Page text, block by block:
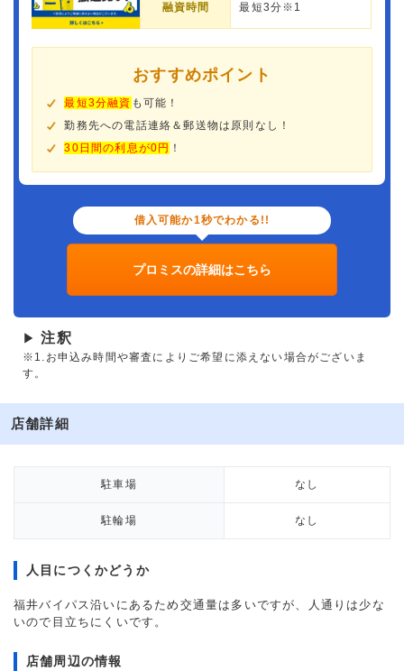
融資時間 最短3分※1
おすすめポイント
最短3分融資 も可能！
勤務先への電話連絡＆郵送物は原則なし！
30日間の利息が0円 ！
借入可能か1秒でわかる!!
プロミスの詳細はこちら
▶ 注釈
※1.お申込み時間や審査によりご希望に添えない場合がございま
す。
店舗詳細
駐車場 なし
駐輪場 なし
人目につくかどうか
福井バイパス沿いにあるため交通量は多いですが、人通りは少な
いので目立ちにくいです。
店舗周辺の情報